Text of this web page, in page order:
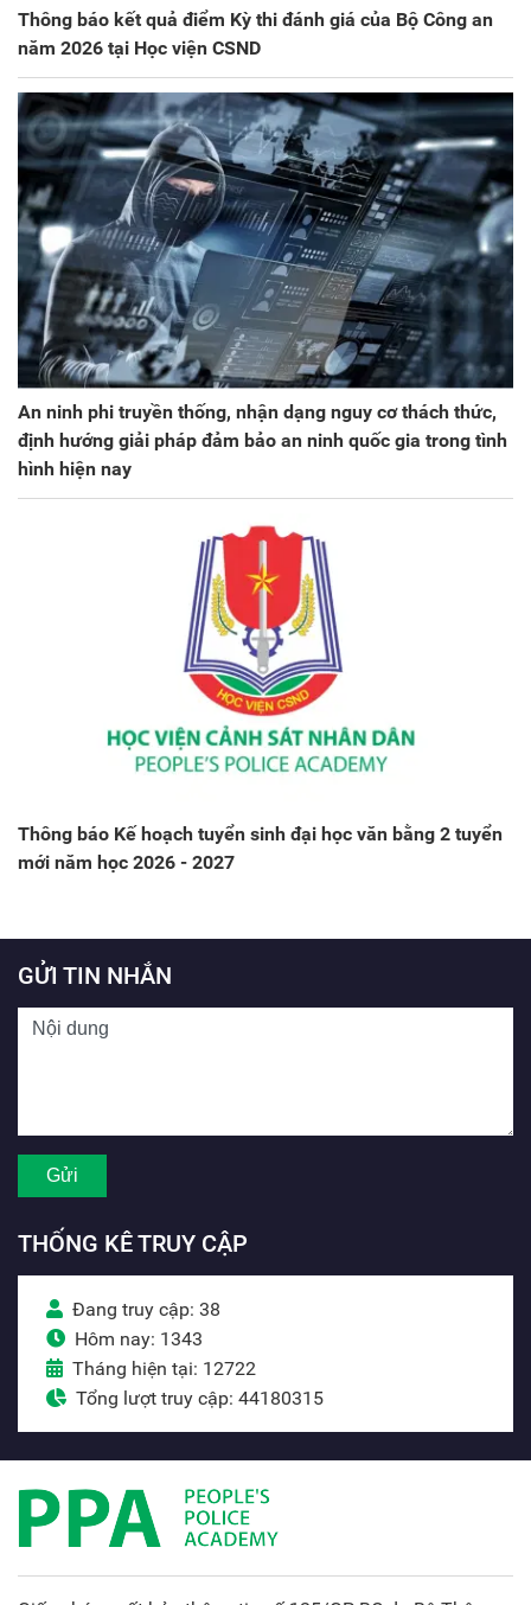
Thông báo kết quả điểm Kỳ thi đánh giá của Bộ Công an
năm 2026 tại Học viện CSND
An ninh phi truyền thống, nhận dạng nguy cơ thách thức,
định hướng giải pháp đảm bảo an ninh quốc gia trong tình
hình hiện nay
Thông báo Kế hoạch tuyển sinh đại học văn bằng 2 tuyển
mới năm học 2026 - 2027
GỬI TIN NHẮN
THỐNG KÊ TRUY CẬP
Đang truy cập: 38
Hôm nay: 1343
Tháng hiện tại: 12722
Tổng lượt truy cập: 44180315